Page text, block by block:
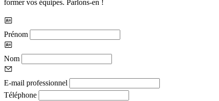
former vos équipes. Parlons-en !
Prénom
Nom
E-mail professionnel
Téléphone